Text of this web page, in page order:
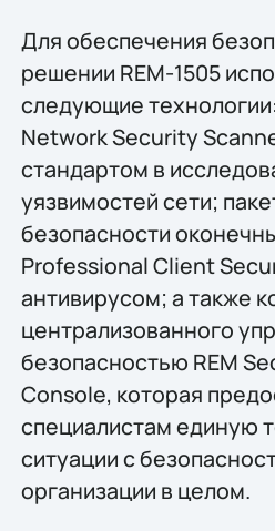
Для обеспечения
решении REM-1505
следующие
Network Security
стандартом в
уязвимостей сети;
безопасности
Professional Client
антивирусом; а также
централизованного
безопасностью REM
Console, которая
специалистам единую
ситуации с
организации в целом.